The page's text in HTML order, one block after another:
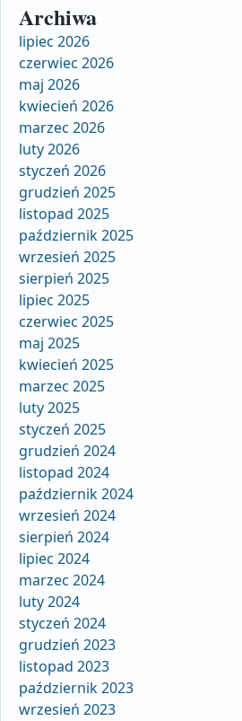
Archiwa
lipiec 2026
czerwiec 2026
maj 2026
kwiecień 2026
marzec 2026
luty 2026
styczeń 2026
grudzień 2025
listopad 2025
październik 2025
wrzesień 2025
sierpień 2025
lipiec 2025
czerwiec 2025
maj 2025
kwiecień 2025
marzec 2025
luty 2025
styczeń 2025
grudzień 2024
listopad 2024
październik 2024
wrzesień 2024
sierpień 2024
lipiec 2024
marzec 2024
luty 2024
styczeń 2024
grudzień 2023
listopad 2023
październik 2023
wrzesień 2023